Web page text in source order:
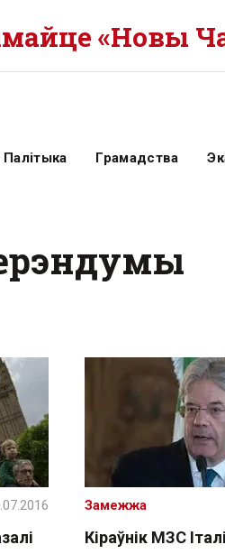
«Новы
Палітыка Грамадства
Кіраўнік МЗС
Замежжа